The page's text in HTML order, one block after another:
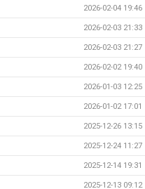
2026-02-04 19:46
2026-02-03 21:33
2026-02-03 21:27
2026-02-02 19:40
2026-01-03 12:25
2026-01-02 17:01
2025-12-26 13:15
2025-12-24 11:27
2025-12-14 19:31
2025-12-13 09:12